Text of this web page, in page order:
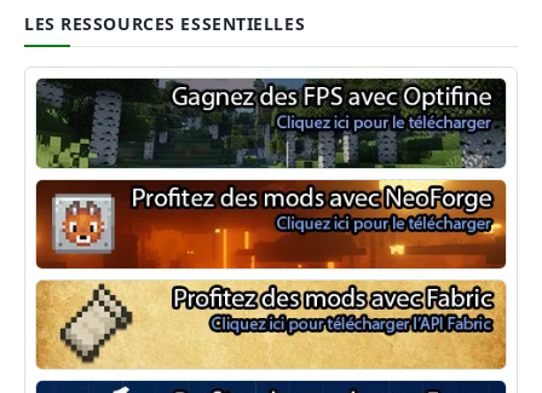
LES RESSOURCES ESSENTIELLES
Optifine
NeoForge
Minecraft Fabric